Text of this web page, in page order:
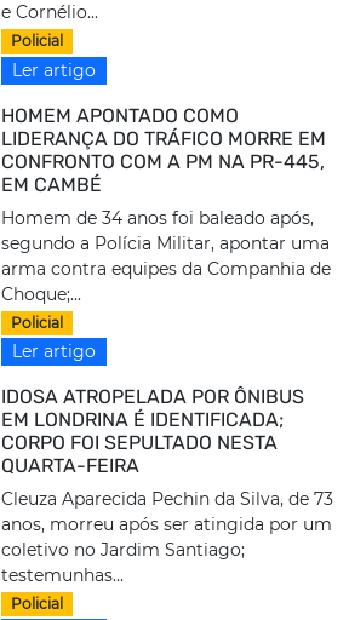
e Cornélio...
Policial
Ler artigo
HOMEM APONTADO COMO
LIDERANÇA DO TRÁFICO MORRE EM
CONFRONTO COM A PM NA PR-445,
EM CAMBÉ
Homem de 34 anos foi baleado após,
segundo a Polícia Militar, apontar uma
arma contra equipes da Companhia de
Choque;...
Policial
Ler artigo
IDOSA ATROPELADA POR ÔNIBUS
EM LONDRINA É IDENTIFICADA;
CORPO FOI SEPULTADO NESTA
QUARTA-FEIRA
Cleuza Aparecida Pechin da Silva, de 73
anos, morreu após ser atingida por um
coletivo no Jardim Santiago;
testemunhas...
Policial